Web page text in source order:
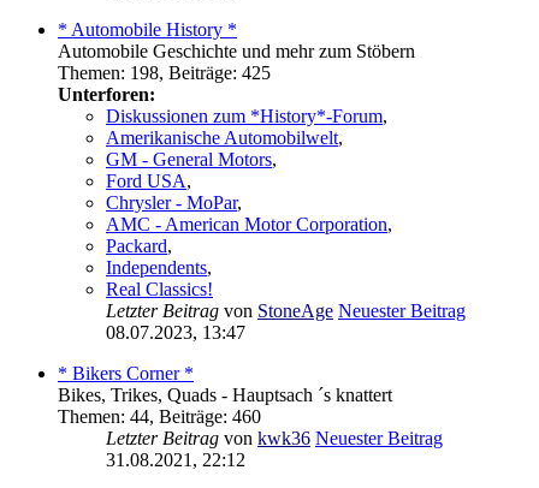
* Automobile History *
Automobile Geschichte und mehr zum Stöbern
Themen: 198, Beiträge: 425
Unterforen:
Diskussionen zum *History*-Forum,
Amerikanische Automobilwelt,
GM - General Motors,
Ford USA,
Chrysler - MoPar,
AMC - American Motor Corporation,
Packard,
Independents,
Real Classics!
Letzter Beitrag von StoneAge Neuester Beitrag
08.07.2023, 13:47
* Bikers Corner *
Bikes, Trikes, Quads - Hauptsach ´s knattert
Themen: 44, Beiträge: 460
Letzter Beitrag von kwk36 Neuester Beitrag
31.08.2021, 22:12